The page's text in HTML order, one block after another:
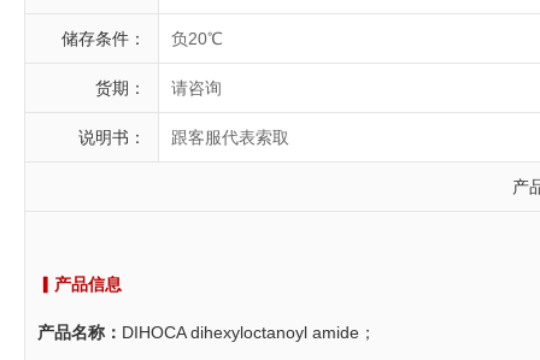
储存条件： 负20℃
货期： 请咨询
说明书： 跟客服代表索取
产
▎产品信息
产品名称： DIHOCA dihexyloctanoyl amide；